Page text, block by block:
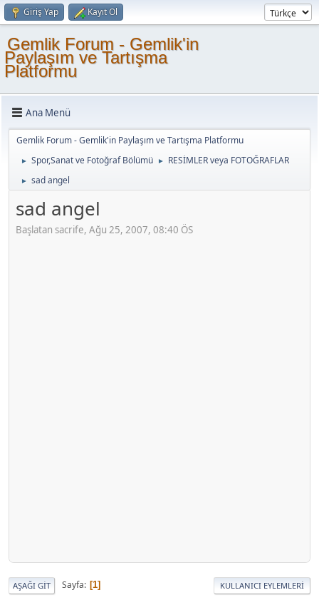
Giriş Yap Kayıt Ol
Gemlik Forum - Gemlik'in
Paylaşım ve Tartışma
Platformu
Ana Menü
Gemlik Forum - Gemlik'in Paylaşım ve Tartışma Platformu
► Spor,Sanat ve Fotoğraf Bölümü ► RESİMLER veya FOTOĞRAFLAR
► sad angel
sad angel
Başlatan sacrife, Ağu 25, 2007, 08:40 ÖS
AŞAĞI GIT Sayfa 1 KULLANICI EYLEMLERI